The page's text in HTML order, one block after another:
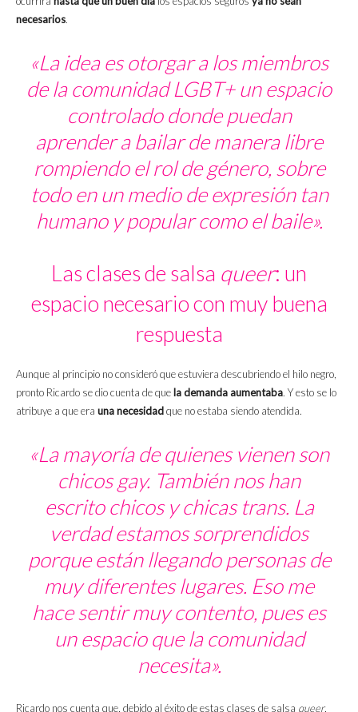
necesarios.
«La idea es otorgar a los miembros
de la comunidad LGBT+ un espacio
controlado donde puedan
aprender a bailar de manera libre
rompiendo el rol de género, sobre
todo en un medio de expresión tan
humano y popular como el baile».
Las clases de salsa queer: un
espacio necesario con muy buena
respuesta
Aunque al principio no consideró que estuviera descubriendo el hilo negro,
pronto Ricardo se dio cuenta de que la demanda aumentaba. Y esto se lo
atribuye a que era una necesidadque no estaba siendo atendida.
«La mayoría de quienes vienen son
chicos gay. También nos han
escrito chicos y chicas trans. La
verdad estamos sorprendidos
porque están llegando personas de
muy diferentes lugares. Eso me
hace sentir muy contento, pues es
un espacio que la comunidad
necesita».
Ricardo nos cuenta que, debido al éxito de estas clases de salsa queer,